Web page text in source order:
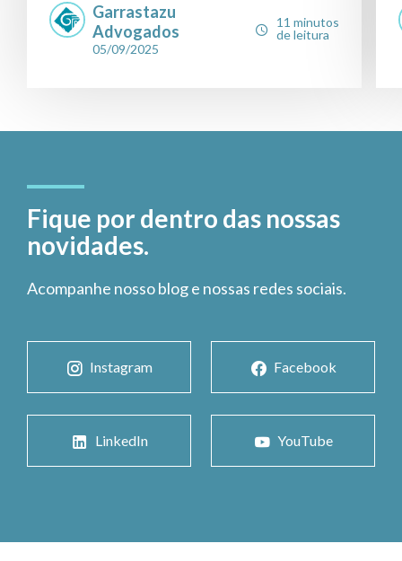
Garrastazu
Advogados
05/09/2025
11 minutos
de leitura
Fique por dentro das nossas
novidades.
Acompanhe nosso blog e nossas redes sociais.
Instagram Facebook
LinkedIn YouTube